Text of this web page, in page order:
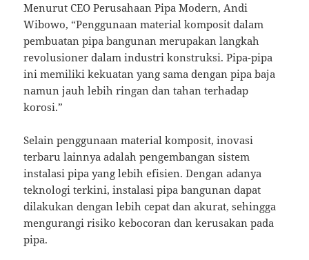
Menurut CEO Perusahaan Pipa Modern, Andi
Wibowo, “Penggunaan material komposit dalam
pembuatan pipa bangunan merupakan langkah
revolusioner dalam industri konstruksi. Pipa-pipa
ini memiliki kekuatan yang sama dengan pipa baja
namun jauh lebih ringan dan tahan terhadap
korosi.”
Selain penggunaan material komposit, inovasi
terbaru lainnya adalah pengembangan sistem
instalasi pipa yang lebih efisien. Dengan adanya
teknologi terkini, instalasi pipa bangunan dapat
dilakukan dengan lebih cepat dan akurat, sehingga
mengurangi risiko kebocoran dan kerusakan pada
pipa.